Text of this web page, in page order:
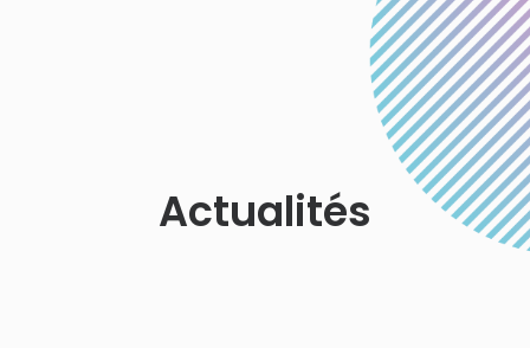
Actualités